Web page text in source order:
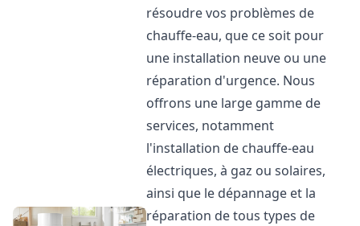
résoudre vos problèmes de
chauffe-eau, que ce soit pour
une installation neuve ou une
réparation d'urgence. Nous
offrons une large gamme de
services, notamment
l'installation de chauffe-eau
électriques, à gaz ou solaires,
ainsi que le dépannage et la
réparation de tous types de